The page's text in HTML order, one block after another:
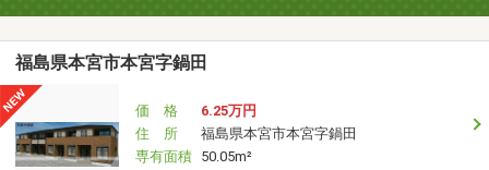
福島県本宮市本宮字鍋田
価 格
6.25万円
住 所
福島県本宮市本宮字鍋田
専有面積 50.05m²